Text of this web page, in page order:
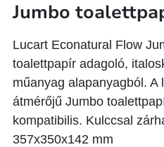
Jumbo
Lucart Econatural Flow
toalettpapír adagoló,
műanyag alapanyagból. A
átmérőjű Jumbo
kompatibilis. Kulccsal
357x350x142 mm